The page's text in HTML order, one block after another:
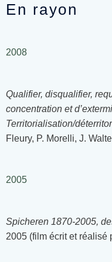
En rayon
2008
Qualifier, disqualifier,
concentration et
Territorialisation/
Fleury, P. Morelli, J.
2005
Spicheren 1870-2005,
2005 (film écrit et réalisé